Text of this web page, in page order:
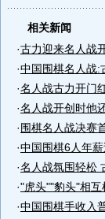
相关新闻
·古力迎来名人战
·中国围棋名人战:
·名人战古力开门
·名人战开创时他
·围棋名人战决赛
·中国围棋6人年薪
·名人战氛围轻松
·"虎头""豹头"相互
·中国围棋手收入